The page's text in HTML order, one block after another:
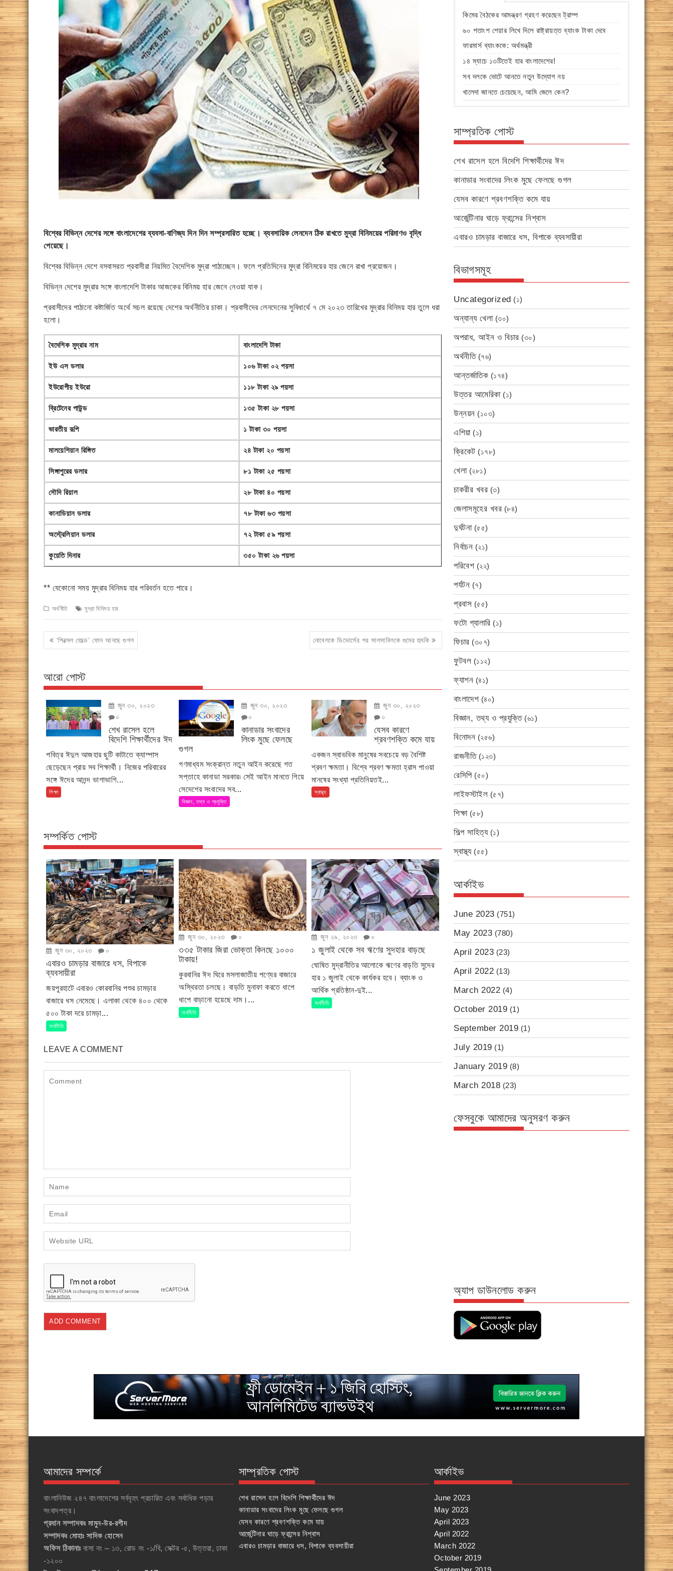
বিশ্বের বিভিন্ন দেশের সঙ্গে বাংলাদেশের ব্যবসা-বাণিজ্য দিন দিন সম্প্রসারিত হচ্ছে। ব্যবসায়িক লেনদেন ঠিক রাখতে মুদ্রা বিনিময়ের পরিমাণও বৃদ্ধি
পেয়েছে।
বিশ্বের বিভিন্ন দেশে বসবাসরত প্রবাসীরা নিয়মিত বৈদেশিক মুদ্রা পাঠাচ্ছেন। ফলে প্রতিদিনের মুদ্রা বিনিময়ের হার জেনে রাখা প্রয়োজন।
বিভিন্ন দেশের মুদ্রার সঙ্গে বাংলাদেশি টাকার আজকের বিনিময় হার জেনে নেওয়া যাক।
প্রবাসীদের পাঠানো কষ্টার্জিত অর্থে সচল রয়েছে দেশের অর্থনীতির চাকা। প্রবাসীদের লেনদেনের সুবিধার্থে ৭ মে ২০২৩ তারিখের মুদ্রার বিনিময় হার তুলে ধরা
হলো।
বৈদেশিক মুদ্রার নাম বাংলাদেশি টাকা
ইউ এস ডলার ১০৬ টাকা ০২ পয়সা
ইউরোপীয় ইউরো ১১৮ টাকা ২৯ পয়সা
ব্রিটেনের পাউন্ড ১৩৫ টাকা ২৮ পয়সা
ভারতীয় রূপি ১ টাকা ৩০ পয়সা
মালয়েশিয়ান রিঙ্গিত ২৪ টাকা ২০ পয়সা
সিঙ্গাপুরের ডলার ৮১ টাকা ২৫ পয়সা
সৌদি রিয়াল ২৮ টাকা ৪০ পয়সা
কানাডিয়ান ডলার ৭৮ টাকা ৬৩ পয়সা
অস্ট্রেলিয়ান ডলার ৭২ টাকা ৫৯ পয়সা
কুয়েতি দিনার ৩৫০ টাকা ২৬ পয়সা
** যেকোনো সময় মুদ্রার বিনিময় হার পরিবর্তন হতে পারে।
অর্থনীতি মুদ্রা বিনিময় হার
Post
navigation
‘পিক্সেল ফোল্ড’ ফোন আনছে গুগল নোবেলকে ডিভোর্সের পর সালসাবিলকে গুমের হুমকি
আরো পোস্ট
জুন ৩০, ২০২৩
০
শেখ রাসেল হলে
বিদেশি শিক্ষার্থীদের ঈদ
পবিত্র ঈদুল আজহার ছুটি কাটাতে ক্যাম্পাস
ছেড়েছেন প্রায় সব শিক্ষার্থী। নিজের পরিবারের
সঙ্গে ঈদের আনন্দ ভাগাভাগি...
শিক্ষা
জুন ৩০, ২০২৩
০
কানাডার সংবাদের
লিংক মুছে ফেলছে
গুগল
গণমাধ্যম সংক্রান্ত নতুন আইন করেছে গত
সপ্তাহে কানাডা সরকার৷ সেই আইন মানতে গিয়ে
সেদেশের সংবাদের সব...
বিজ্ঞান, তথ্য ও প্রযুক্তি
জুন ৩০, ২০২৩
০
যেসব কারণে
শ্রবণশক্তি কমে যায়
একজন স্বাভবিক মানুষের সবচেয়ে বড় বৈশিষ্ট
শ্রবণ ক্ষমতা। বিশ্বে শ্রবণ ক্ষমতা হ্রাস পাওয়া
মানষের সংখ্যা প্রতিনিয়তই...
স্বাস্থ্য
সম্পর্কিত পোস্ট
জুন ৩০, ২০২৩ ০
এবারও চামড়ার বাজারে ধস, বিপাকে
ব্যবসায়ীরা
জয়পুরহাটে এবারও কোরবানির পশুর চামড়ার
বাজারে ধস নেমেছে। এলাকা থেকে ৪০০ থেকে
৫০০ টাকা দরে চামড়া...
অর্থনীতি
জুন ৩০, ২০২৩ ০
৩৩৫ টাকার জিরা ভোক্তা কিনছে ১০০০
টাকায়!
কুরবানির ঈদ ঘিরে মসলাজাতীয় পণ্যের বাজারে
অস্থিরতা চলছে। বাড়তি মুনাফা করতে ধাপে
ধাপে বাড়ানো হয়েছে দাম।...
অর্থনীতি
জুন ২৯, ২০২৩ ০
১ জুলাই থেকে সব ঋণের সুদহার বাড়ছে
ঘোষিত মুদ্রানীতির আলোকে ঋণের বাড়তি সুদের
হার ১ জুলাই থেকে কার্যকর হবে। ব্যাংক ও
আর্থিক প্রতিষ্ঠান-দুই...
অর্থনীতি
LEAVE A COMMENT
কিমের বৈঠকের আমন্ত্রণ গ্রহণ করেছেন ট্রাম্প
৬০ শতাংশ শেয়ার লিখে দিলে রাষ্ট্রায়ত্ত ব্যাংক টাকা দেবে
ফারমার্স ব্যাংককে: অর্থমন্ত্রী
১৪ ম্যাচে ১৩টিতেই হার বাংলাদেশের!
সব দলকে ভোটে আনতে নতুন উদ্যোগ নয়
খালেদা জানতে চেয়েছেন, আমি জেলে কেন?
সাম্প্রতিক পোস্ট
শেখ রাসেল হলে বিদেশি শিক্ষার্থীদের ঈদ
কানাডার সংবাদের লিংক মুছে ফেলছে গুগল
যেসব কারণে শ্রবণশক্তি কমে যায়
আর্জেন্টিনার ঘাড়ে ফ্রান্সের নিশ্বাস
এবারও চামড়ার বাজারে ধস, বিপাকে ব্যবসায়ীরা
বিভাগসমূহ
Uncategorized (১)
অন্যান্য খেলা(৩০)
অপরাধ, আইন ও বিচার (৩০)
অর্থনীতি(৭৬)
আন্তর্জাতিক (১৭৪)
উত্তর আমেরিকা(১)
উন্নয়ন (১০৩)
এশিয়া(১)
ক্রিকেট (১৭৮)
খেলা(২৮১)
চাকরীর খবর (৩)
জেলাসমূহের খবর (৮৪)
দুর্ঘটনা(৫৫)
নির্বাচন (২১)
পরিবেশ (২২)
পর্যটন (৭)
প্রবাস (৫৫)
ফটো গ্যালারি (১)
ফিচার (৩০৭)
ফুটবল (১১২)
ফ্যাশন (৪১)
বাংলাদেশ (৪০)
বিজ্ঞান, তথ্য ও প্রযুক্তি(৬১)
বিনোদন (২৫৬)
রাজনীতি(১২৩)
রেসিপি(৫০)
লাইফস্টাইল (৫৭)
শিক্ষা(৫৮)
শিল্প সাহিত্য(১)
স্বাস্থ্য(৫৫)
আর্কাইভ
June 2023 (751)
May 2023 (780)
April 2023 (23)
April 2022 (13)
March 2022 (4)
October 2019 (1)
September 2019 (1)
July 2019 (1)
January 2019 (8)
March 2018 (23)
ফেসবুকে আমাদের অনুসরণ করুন
অ্যাপ ডাউনলোড করুন
আমাদের সম্পর্কে
বাংলানিউজ ২৪৭ বাংলাদেশের সর্ববৃহৎ প্রচারিত এবং সর্বাধিক পড়ার
সংবাদপত্র।
প্রধান সম্পাদকঃ মামুন-উর-রশীদ
সম্পাদকঃ মোহাঃ সাদিক হোসেন
অফিস ঠিকানাঃবাসা নং – ১৩, রোড নং -১/বি, সেক্টর -৫, উত্তরা, ঢাকা
-১২০০
সাম্প্রতিক পোস্ট
শেখ রাসেল হলে বিদেশি শিক্ষার্থীদের ঈদ
কানাডার সংবাদের লিংক মুছে ফেলছে গুগল
যেসব কারণে শ্রবণশক্তি কমে যায়
আর্জেন্টিনার ঘাড়ে ফ্রান্সের নিশ্বাস
এবারও চামড়ার বাজারে ধস, বিপাকে ব্যবসায়ীরা
আর্কাইভ
June 2023
May 2023
April 2023
April 2022
March 2022
October 2019